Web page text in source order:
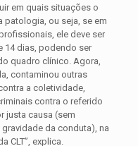
em quais situações o
ou seja, se em
ele deve ser
14 dias, podendo ser
quadro clínico. Agora,
contaminou outras
a coletividade,
contra o referido
justa causa (sem
da conduta), na
CLT”, explica.